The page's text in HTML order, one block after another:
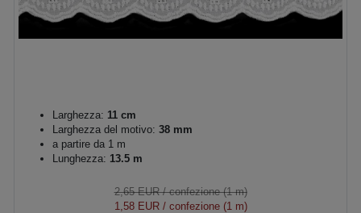
Larghezza: 11 cm
Larghezza del motivo: 38 mm
a partire da 1 m
Lunghezza: 13.5 m
2,65 EUR/ confezione (1 m)
1,58 EUR/ confezione (1 m)